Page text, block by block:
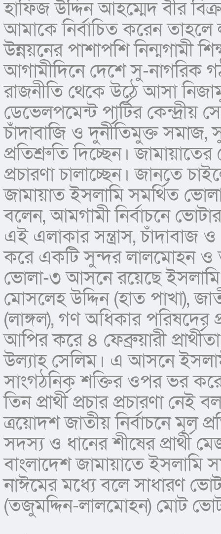
হাফিজ উদ্দিন আহম্মেদ বীর
আমাকে নির্বাচিত করেন
উন্নয়নের পাশাপশি নিন্মগামী
আগামীদিনে দেশে সু-নাগরিক
রাজনীতি থেকে উঠে আসা
ডেভেলপমেন্ট পার্টির কেন্দ্রীয়
চাঁদাবাজি ও দুর্নীতিমুক্ত সমাজ,
প্রতিশ্রুতি দিচ্ছেন।
প্রচারণা চালাচ্ছেন। জানতে
জামায়াত ইসলামি সমর্থিত
বলেন, আমগামী নির্বাচনে
এই এলাকার সন্ত্রাস, চাঁদাবাজ
করে একটি সুন্দর লালমোহন
ভোলা-৩ আসনে রয়েছে ইসলামি
মোসলেহ উদ্দিন (হাত পাখা),
(লাঙ্গল), গণ অধিকার
আপির করে ৪ ফেব্রুয়ারী
উল্যাহ সেলিম। এ আসনে
সাংগঠনিক শক্তির ওপর ভর করে
তিন প্রার্থী প্রচার প্রচারণা
ত্রয়োদশ জাতীয় নির্বাচনে মূল
সদস্য ও ধানের শীষের প্রার্থী
বাংলাদেশ জামায়াতে ইসলামি
নাঈমের মধ্যে বলে সাধারণ
(তজুমদ্দিন-লালমোহন) মোট